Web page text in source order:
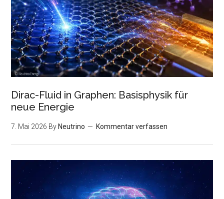
Dirac-Fluid in Graphen: Basisphysik für
neue Energie
7. Mai 2026 By Neutrino Kommentar verfassen